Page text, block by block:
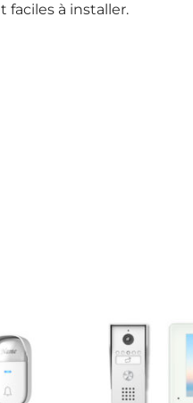
faciles à installer.